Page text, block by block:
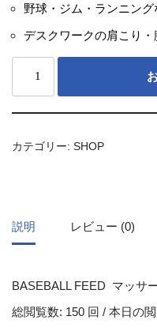
野球・ジム・ランニン
デスクワークの肩こり・
カテゴリー: SHOP
説明 レビュー (0)
BASEBALL FEED マッサ
総閲覧数: 150 回 / 本日の